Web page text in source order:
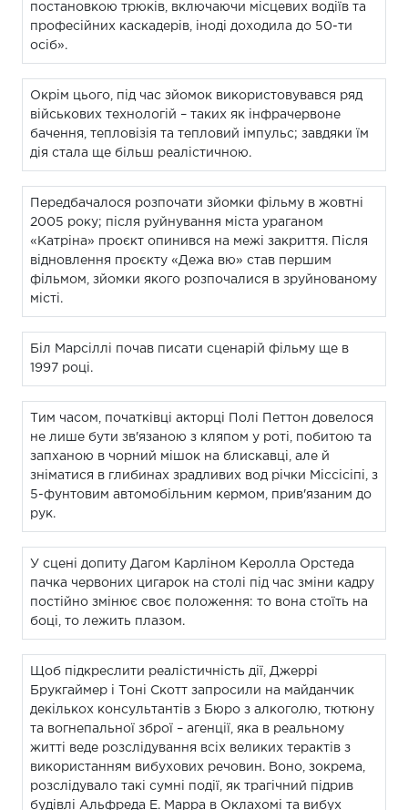
постановкою трюків, включаючи місцевих водіїв та
професійних каскадерів, іноді доходила до 50-ти
осіб».
Окрім цього, під час зйомок використовувався ряд
військових технологій – таких як інфрачервоне
бачення, тепловізія та тепловий імпульс; завдяки їм
дія стала ще більш реалістичною.
Передбачалося розпочати зйомки фільму в жовтні
2005 року; після руйнування міста ураганом
«Катріна» проєкт опинився на межі закриття. Після
відновлення проєкту «Дежа вю» став першим
фільмом, зйомки якого розпочалися в зруйнованому
місті.
Біл Марсіллі почав писати сценарій фільму ще в
1997 році.
Тим часом, початківці акторці Полі Петтон довелося
не лише бути зв'язаною з кляпом у роті, побитою та
запханою в чорний мішок на блискавці, але й
зніматися в глибинах зрадливих вод річки Міссісіпі, з
5-фунтовим автомобільним кермом, прив'язаним до
рук.
У сцені допиту Дагом Карліном Керолла Орстеда
пачка червоних цигарок на столі під час зміни кадру
постійно змінює своє положення: то вона стоїть на
боці, то лежить плазом.
Щоб підкреслити реалістичність дії, Джеррі
Брукгаймер і Тоні Скотт запросили на майданчик
декількох консультантів з Бюро з алкоголю, тютюну
та вогнепальної зброї – агенції, яка в реальному
житті веде розслідування всіх великих терактів з
використанням вибухових речовин. Воно, зокрема,
розслідувало такі сумні події, як трагічний підрив
будівлі Альфреда Е. Марра в Оклахомі та вибух